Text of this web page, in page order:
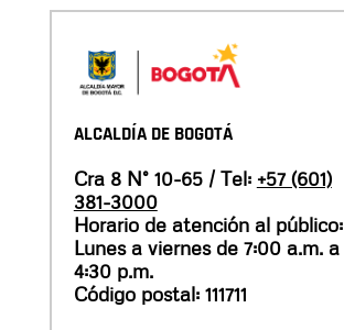
ALCALDÍA DE BOGOTÁ
Cra 8 N° 10-65 / Tel: +57 (601)
381-3000
Horario de atención al público:
Lunes a viernes de 7:00 a.m. a
4:30 p.m.
Código postal: 111711